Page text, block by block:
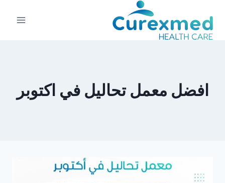
المحتوى
افضل معمل تحاليل في اكتوبر